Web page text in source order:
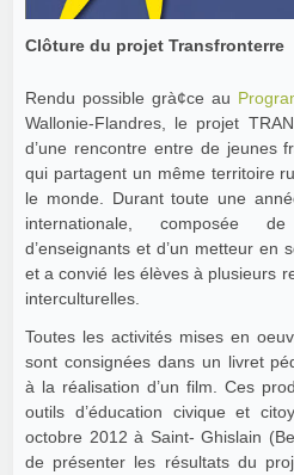
Clôture du projet Transfronterre
Rendu possible grà¢ce au
Wallonie-Flandres, le projet
d’une rencontre entre de jeunes
qui partagent un même territoire
le monde. Durant toute une
internationale, composée
d’enseignants et d’un metteur en
et a convié les élèves à plusieurs
interculturelles.
Toutes les activités mises en
sont consignées dans un livret
à la réalisation d’un film. Ces
outils d’éducation civique et
octobre 2012 à Saint- Ghislain
de présenter les résultats du